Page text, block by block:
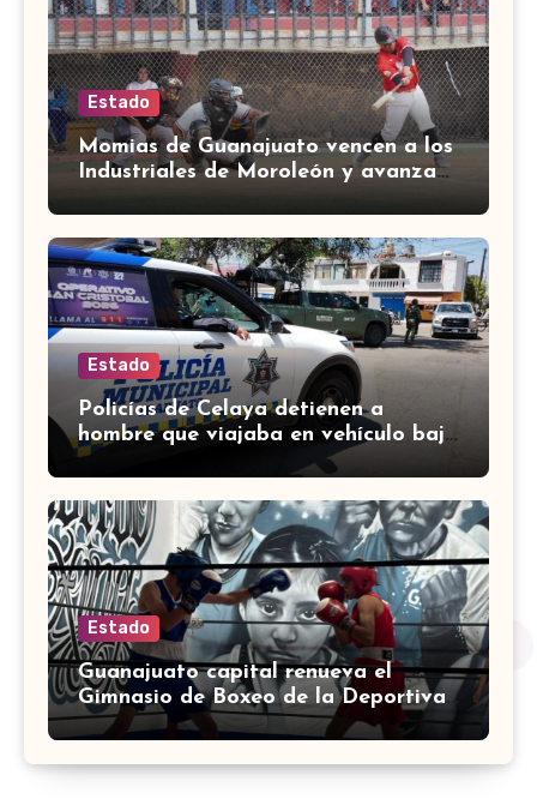
Estado
Momias de Guanajuato vencen a los
Industriales de Moroleón y avanzan
a la final estatal de béisbol
Estado
Policías de Celaya detienen a
hombre que viajaba en vehículo bajo
investigación
Estado
Guanajuato capital renueva el
Gimnasio de Boxeo de la Deportiva
Torres Landa